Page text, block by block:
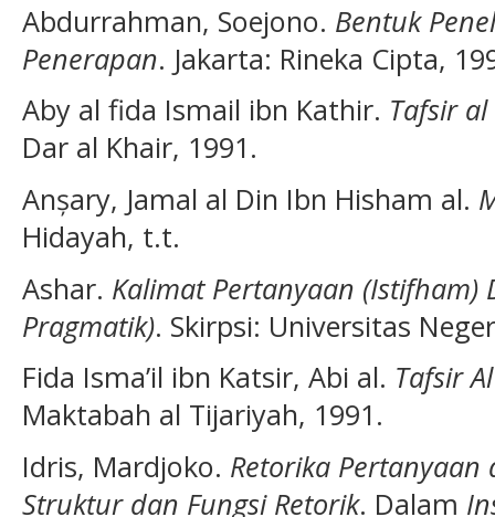
Abdurrahman, Soejono. Bentuk
Penerapan. Jakarta: Rineka Cipta,
Aby al fida Ismail ibn Kathir. Tafsir
Dar al Khair, 1991.
Anșary, Jamal al Din Ibn Hisham al.
Hidayah, t.t.
Ashar. Kalimat Pertanyaan (Istifham)
Pragmatik). Skirpsi: Universitas
Fida Isma’il ibn Katsir, Abi al. Tafsir
Maktabah al Tijariyah, 1991.
Idris, Mardjoko. Retorika
Struktur dan Fungsi Retorik. Dalam